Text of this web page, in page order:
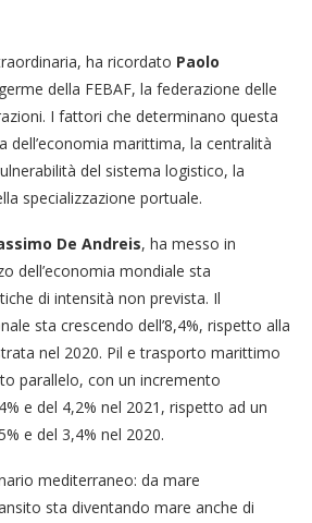
ha ricordato Paolo
della FEBAF, la federazione delle
I fattori che determinano questa
dell’economia marittima, la centralità
del sistema logistico, la
specializzazione portuale.
De Andreis, ha messo in
dell’economia mondiale sta
di intensità non prevista. Il
sta crescendo dell’8,4%, rispetto alla
nel 2020. Pil e trasporto marittimo
parallelo, con un incremento
e del 4,2% nel 2021, rispetto ad un
e del 3,4% nel 2020.
mediterraneo: da mare
sta diventando mare anche di